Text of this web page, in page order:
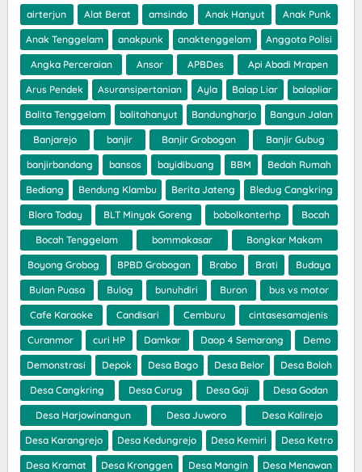
airterjun Alat Berat amsindo Anak Hanyut Anak Punk
Anak Tenggelam anakpunk anaktenggelam Anggota Polisi
Angka Perceraian Ansor APBDes Api Abadi Mrapen
Arus Pendek Asuransipertanian Ayla Balap Liar balapliar
Balita Tenggelam balitahanyut Bandungharjo Bangun Jalan
Banjarejo banjir Banjir Grobogan Banjir Gubug
banjirbandang bansos bayidibuang BBM Bedah Rumah
Bediang Bendung Klambu Berita Jateng Bledug Cangkring
Blora Today BLT Minyak Goreng bobolkonterhp Bocah
Bocah Tenggelam bommakasar Bongkar Makam
Boyong Grobog BPBD Grobogan Brabo Brati Budaya
Bulan Puasa Bulog bunuhdiri Buron bus vs motor
Cafe Karaoke Candisari Cemburu cintasesamajenis
Curanmor curi HP Damkar Daop 4 Semarang Demo
Demonstrasi Depok Desa Bago Desa Belor Desa Boloh
Desa Cangkring Desa Curug Desa Gaji Desa Godan
Desa Harjowinangun Desa Juworo Desa Kalirejo
Desa Karangrejo Desa Kedungrejo Desa Kemiri Desa Ketro
Desa Kramat Desa Kronggen Desa Mangin Desa Menawan